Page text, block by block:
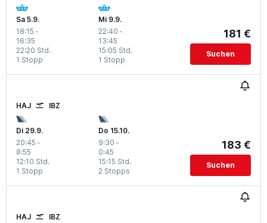
Sa 5.9.
18:15 -
16:35
1 Stopp
22:20 Std.
Mi 9.9.
22:40 -
13:45
1 Stopp
15:05 Std.
181 €
Suchen
HAJ IBZ
Di 29.9.
20:45 -
8:55
1 Stopp
12:10 Std.
Do 15.10.
9:30 -
0:45
2 Stopps
15:15 Std.
183 €
Suchen
HAJ IBZ